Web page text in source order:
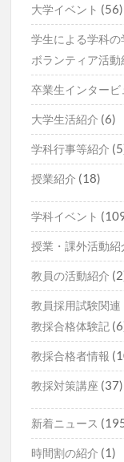
大学イベント (56)
学生による学科の
ボランティア活動
卒業生インタービ
大学生活紹介 (6)
学科行事等紹介
授業紹介 (18)
学科イベント
授業・課外活動紹
教員の活動紹介
教員採用試験関連
教採合格体験記
教採合格者情報
教採対策講座 (37)
新着ニュース
時間割の紹介 (1)